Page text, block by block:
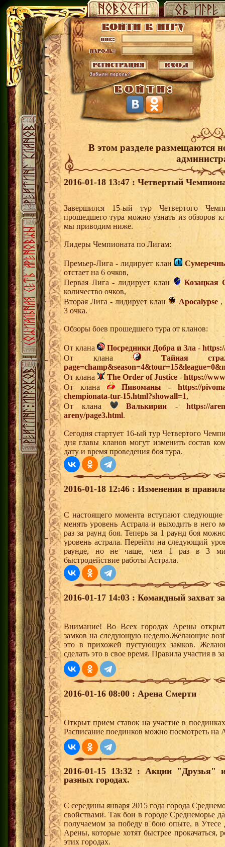
В этом разделе размещаются
2016-01-18 13:47 : Четвертый
Завершился 15-ый тур Четвертого
прошедшего тура можно узнать из обзоров
мы приводим ниже.
Лидеры Чемпионата по Лигам:
Премьер-Лига - лидирует клан
отстает на 6 очков,
Первая Лига - лидирует клан
Козацкая
количество очков,
Вторая Лига - лидирует клан
Apocalypse ,
3 очка.
Обзоры боев прошедшего тура от кланов:
От клана Посредники Добра и Зла -
От клана
Тайная
От клана
The Order of Justice - https://
От клана
Пивоманы -https://
chempionata-tur-15.html?showall=1,
От клана
Валькирии -https://
areny/page3.html.
Сегодня стартует 16-ый тур Четвертого
дня главы кланов могут изменить состав
дату и время проведения боя тура.
2016-01-18 12:46 : Изменения в
С настоящего момента вступают следующие
менять уровень Астрала и выходить в
раз за раунд боя. Теперь за 1 раунд боя
уровень астрала. Перейти на следующий
раунде, но не чаще, чем 1 раз в 3
быстродействие работы Астрала.
2016-01-17 14:03 : Командный захват
Внимание! Во Всех городах Арены
замков на следующую неделю.Желающие
это в прихожей пустующих замков.
сделать это в свое время. Правила участия в
2016-01-16 08:00 : Арена Смерти
Открыт прием ставок на участие в
Расписание поединков можно посмотреть на
2016-01-15 13:32 : Акции
разных городах.
С середины января 2015 года города
свойствами. Так бои в городе Среднеморье
получаемом за победу в бою опыте, в
Арены, которые хотят быстрее прокачаться,
этих городах.